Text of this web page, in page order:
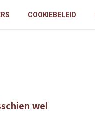
COOKIEBELEID
wel